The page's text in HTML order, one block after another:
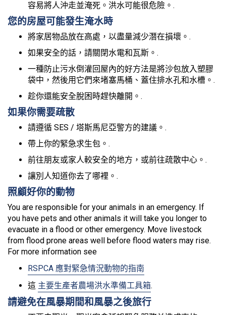
容易將人沖走並淹死。洪水可能很危險。.
您的房屋可能發生淹水時
將家居物品放在高處，以盡量減少潛在損壞。.
如果安全的話，請關閉水電和瓦斯。.
一種防止污水倒灌回屋內的好方法是將沙包放入塑膠
袋中，然後用它們來堵塞馬桶、蓋住排水孔和水槽。.
趁你還能安全脫困時趕快離開。.
如果你需要疏散
請遵循 SES / 塔斯馬尼亞警方的建議。.
帶上你的緊急求生包。.
前往朋友或家人較安全的地方，或前往疏散中心。.
讓別人知道你去了哪裡。.
照顧好你的動物
You are responsible for your animals in an emergency. If
you have pets and other animals it will take you longer to
evacuate in a flood or other emergency. Move livestock
from flood prone areas well before flood waters may rise.
For more information see
RSPCA 應對緊急情況動物的指南
這 主要生產者農場洪水準備工具箱.
請避免在風暴期間和風暴之後旅行